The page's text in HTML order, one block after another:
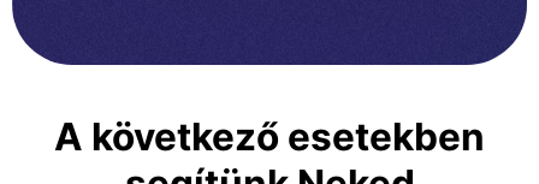
A következő esetekben